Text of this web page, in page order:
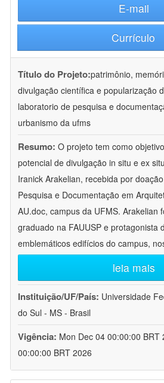
E-mail
Currículo
Título do Projeto:patrimônio,
divulgação científica e popularização
laboratorio de pesquisa e
urbanismo da ufms
Resumo: O projeto tem como
potencial de divulgação in situ e ex
Iranick Arakelian, recebida por
Pesquisa e Documentação em
AU.doc, campus da UFMS. Arakelian
graduado na FAUUSP e protagonista
emblemáticos edifícios do campus,
leia mais
Instituição/UF/País: Universidade
do Sul - MS - Brasil
Vigência: Mon Dec 04 00:00:00 BRT
00:00:00 BRT 2026